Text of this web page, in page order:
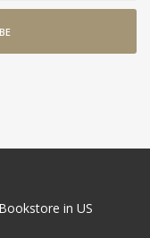
in US